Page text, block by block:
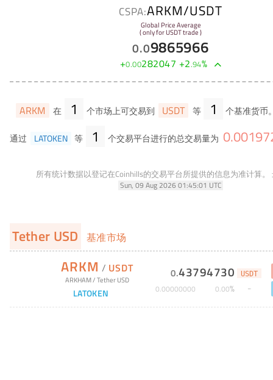
CSPA:ARKM/USDT
Global Price Average
( only for USDT trade )
0.09865966
+0.00282047 +2.94%
ARKM 在 1 个市场上可交易到 USDT 等 1 个基准货币
通过 LATOKEN 等 1 个交易平台进行的总交易量为 0.
所有统计数据以登记在Coinhills的交易平台所提供的信息为准计算。
Sun, 09 Aug 2026 01:45:01 UTC
Tether USD 基准市场
ARKM / USDT
ARKHAM/Tether USD
LATOKEN
0.43794730 USDT
0.00000000 0.00%